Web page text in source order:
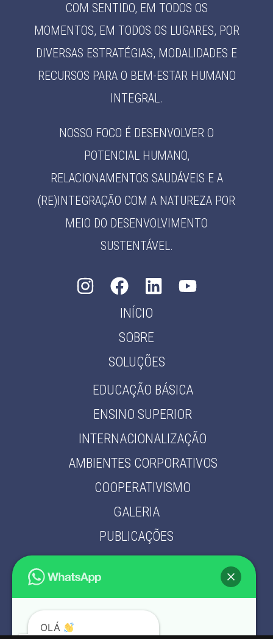
COM SENTIDO, EM TODOS OS
MOMENTOS, EM TODOS OS LUGARES, POR
DIVERSAS ESTRATÉGIAS, MODALIDADES E
RECURSOS PARA O BEM-ESTAR HUMANO
INTEGRAL.
NOSSO FOCO É DESENVOLVER O
POTENCIAL HUMANO,
RELACIONAMENTOS SAUDÁVEIS E A
(RE)INTEGRAÇÃO COM A NATUREZA POR
MEIO DO DESENVOLVIMENTO
SUSTENTÁVEL.
INÍCIO
SOBRE
SOLUÇÕES
EDUCAÇÃO BÁSICA
ENSINO SUPERIOR
INTERNACIONALIZAÇÃO
AMBIENTES CORPORATIVOS
COOPERATIVISMO
GALERIA
PUBLICAÇÕES
PARCEIROS
POLÍTICA DE PRIVACIDADE
OLÁ